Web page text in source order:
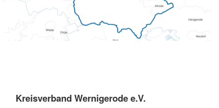
Kreisverband Wernigerode e.V.